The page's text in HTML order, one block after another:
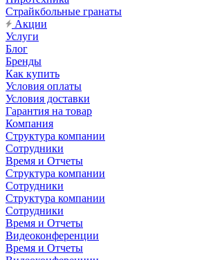
Страйкбольные гранаты
Акции
Услуги
Блог
Бренды
Как купить
Условия оплаты
Условия доставки
Гарантия на товар
Компания
Структура компании
Сотрудники
Время и Отчеты
Структура компании
Сотрудники
Структура компании
Сотрудники
Время и Отчеты
Видеоконференции
Время и Отчеты